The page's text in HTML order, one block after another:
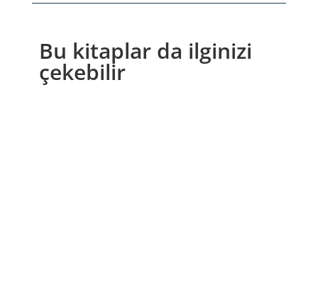
Bu kitaplar da ilginizi
çekebilir